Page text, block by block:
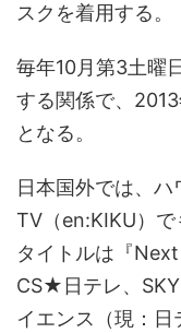
スクを着用する。
毎年10月第3土曜
する関係で、
となる。
日本国外では、
TV（en:KIKU）
タイトルは『
CS★日テレ、
イエンス（現：